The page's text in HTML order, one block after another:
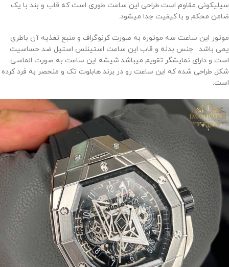
سیلیکونی مقاوم است.طراحی این ساعت طوری است که قاب و بند با یک
ضامن محکم و با کیفیت جدا میشود.
موتور این ساعت سه موتوره به صورت کرنوگراف و منبع تغذیه آن باطری
یمی باشد . جنس بدنه و قاب این ساعت استینلس استیل ضد حساسیت
است و دارای نمایشگر تقویم میباشد.شیشه این ساعت به صورت الماسی
شکل طراحی شده که این ساعت رو در برند هابلوت تک و منحصر به فرد کرده
است.